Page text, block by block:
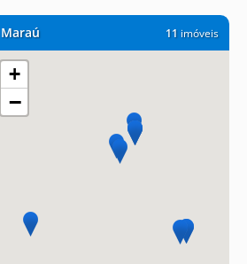
11 imóveis
Maraú
+
−